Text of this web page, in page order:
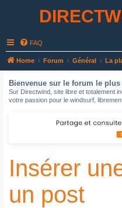
FAQ
Home Forum Général La
Bienvenue sur le forum le
Sur Directwind, site libre et totalement
votre passion pour le windsurf,
Insérer
un post